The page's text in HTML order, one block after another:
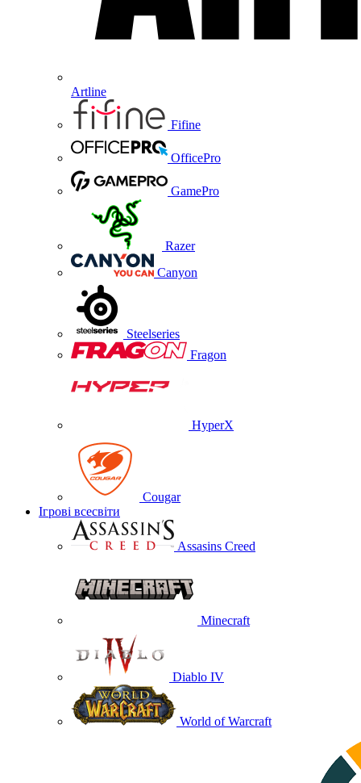
Artline
Fifine
OfficePro
GamePro
Razer
Canyon
Steelseries
Fragon
HyperX
Cougar
Ігрові всесвіти
Assasins Creed
Minecraft
Diablo IV
World of Warcraft